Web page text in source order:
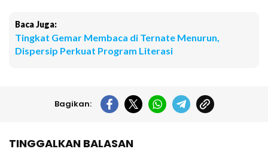
Baca Juga:
Tingkat Gemar Membaca di Ternate Menurun,
Dispersip Perkuat Program Literasi
Bagikan:
TINGGALKAN BALASAN